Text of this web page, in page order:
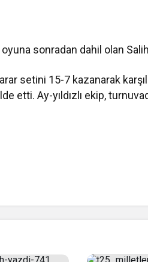
sonradan dahil olan
setini 15-7 kazanarak
etti. Ay-yıldızlı ekip,